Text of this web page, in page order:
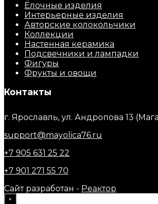
Ёлочные изделия
Интерьерные изделия
Авторские колокольчики
Коллекции
Настенная керамика
Подсвечники и лампадки
Фигуры
Фрукты и овощи
Контакты
г. Ярославль, ул. Андропова 13
support@mayolica76.ru
+7 905 631 25 22
+7 901 271 55 70
Сайт разработан - Реактор
×